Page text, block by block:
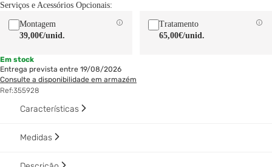
Serviços e Acessórios Opcionais:
Montagem
39,00€/unid.
Tratamento
65,00€/unid.
Em stock
Entrega prevista entre 19/08/2026
Consulte a disponibilidade em armazém
Ref:355928
Características
Medidas